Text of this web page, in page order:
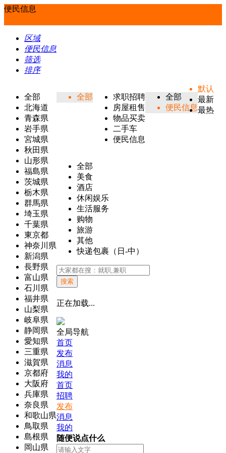
便民信息
区域
便民信息
筛选
排序
全部
北海道
青森県
岩手県
宮城県
秋田県
山形県
福島県
茨城県
栃木県
群馬県
埼玉県
千葉県
東京都
神奈川県
新潟県
長野県
富山県
石川県
福井県
山梨県
岐阜県
静岡県
愛知県
三重県
滋賀県
京都府
大阪府
兵庫県
奈良県
和歌山県
鳥取県
島根県
岡山県
全部
求职招聘
房屋租售
物品买卖
二手车
便民信息
全部
便民信息
全部
美食
酒店
休闲娱乐
生活服务
购物
旅游
其他
快递包裹（日-中）
默认
最新
最热
搜索
正在加载...
全局导航
首页
发布
消息
我的
首页
招聘
发布
消息
我的
随便说点什么